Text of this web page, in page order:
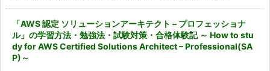
「AWS 認定 ソリューションアーキテクト – プロフェッショナ
ル」の学習方法・勉強法・試験対策・合格体験記 ～ How to stu
dy for AWS Certified Solutions Architect – Professional(SA
P)～